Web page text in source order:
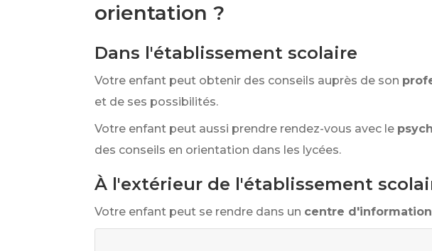
orientation ?
Dans l'établissement scolaire
Votre enfant peut obtenir des conseils auprès de son
et de ses possibilités.
Votre enfant peut aussi prendre rendez-vous avec le
des conseils en orientation dans les lycées.
À l'extérieur de l'établissement
Votre enfant peut se rendre dans un centre